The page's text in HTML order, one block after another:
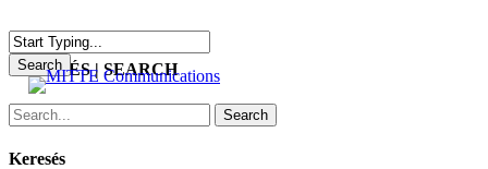
to
main
content
Search
Close
Search
KERESÉS | SEARCH
Search
Keresés